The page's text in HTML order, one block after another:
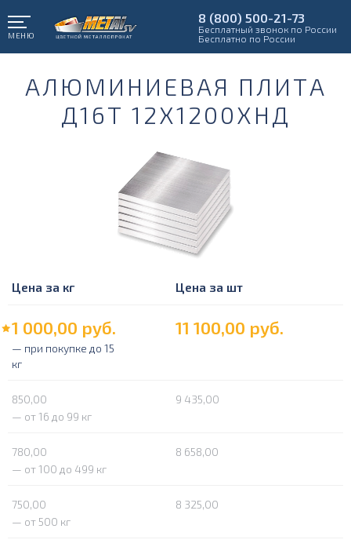
МЕНЮ
8 (800) 500-21-73
Бесплатный звонок по России
Бесплатно по России
АЛЮМИНИЕВАЯ ПЛИТА
Д16Т 12Х1200ХНД
Цена за кг Цена за шт
1 000,00 руб. 11 100,00 руб.
— при покупке до 15
кг
850,00
9 435,00
— от 16 до 99 кг
780,00
8 658,00
— от 100 до 499 кг
750,00
8 325,00
— от 500 кг